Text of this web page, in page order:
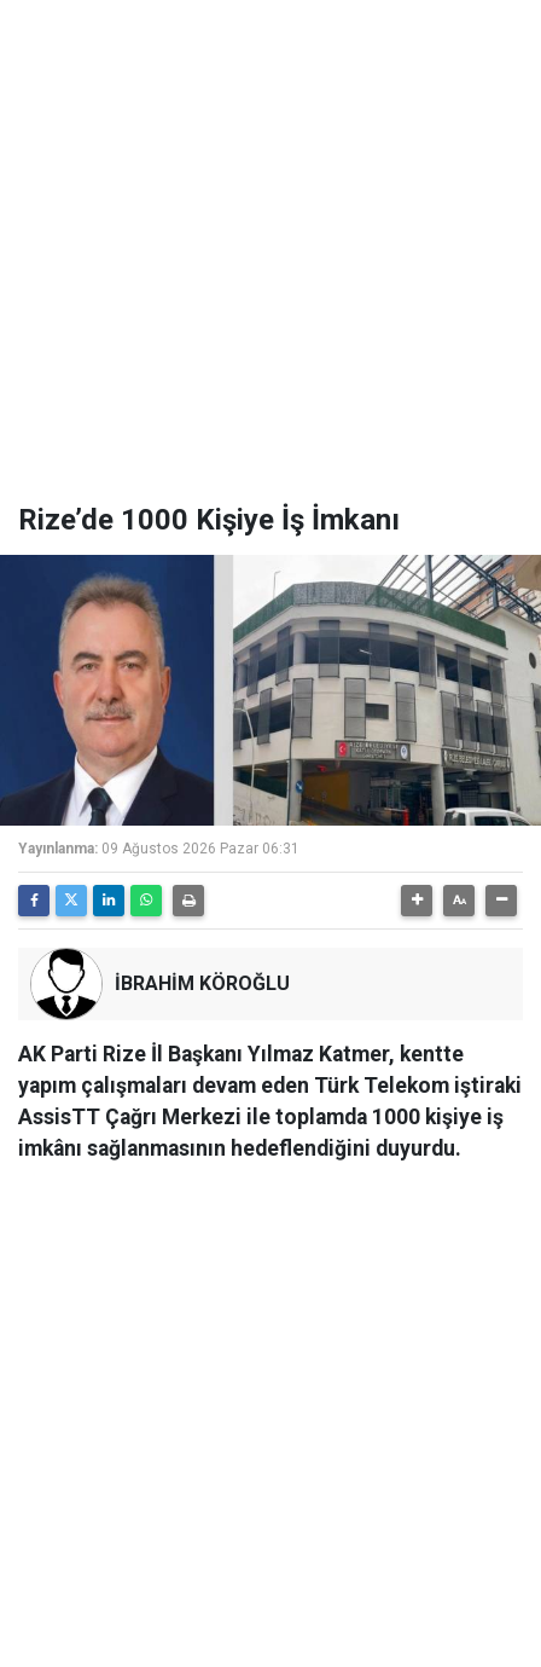
Rize’de 1000 Kişiye İş İmkanı
Yayınlanma: 09 Ağustos 2026 Pazar 06:31
İBRAHİM KÖROĞLU
AK Parti Rize İl Başkanı Yılmaz Katmer, kentte
yapım çalışmaları devam eden Türk Telekom iştiraki
AssisTT Çağrı Merkezi ile toplamda 1000 kişiye iş
imkânı sağlanmasının hedeflendiğini duyurdu.